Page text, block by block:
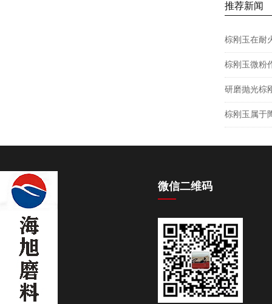
推荐新闻
棕刚玉在耐
棕刚玉微粉
研磨抛光棕
棕刚玉属于
微信二维码